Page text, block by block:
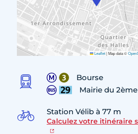
Leaflet|Map data ©
Bourse
Mairie du 2ème
Station Vélib à 77 m
Calculez votre itinéraire